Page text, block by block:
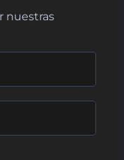
nuestras